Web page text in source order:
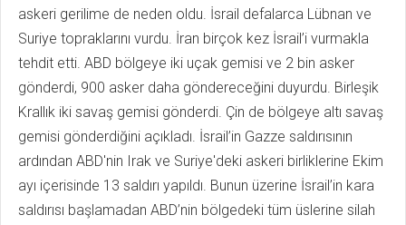
askeri gerilime de neden oldu. İsrail defalarca Lübnan ve
Suriye topraklarını vurdu. İran birçok kez İsrail’i vurmakla
tehdit etti. ABD bölgeye iki uçak gemisi ve 2 bin asker
gönderdi, 900 asker daha göndereceğini duyurdu. Birleşik
Krallık iki savaş gemisi gönderdi. Çin de bölgeye altı savaş
gemisi gönderdiğini açıkladı. İsrail’in Gazze saldırısının
ardından ABD'nin Irak ve Suriye'deki askeri birliklerine Ekim
ayı içerisinde 13 saldırı yapıldı. Bunun üzerine İsrail’in kara
saldırısı başlamadan ABD’nin bölgedeki tüm üslerine silah